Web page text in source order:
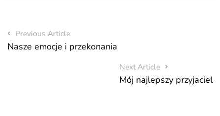
Previous Article
Nasze emocje i przekonania
Next Article
Mój najlepszy przyjaciel